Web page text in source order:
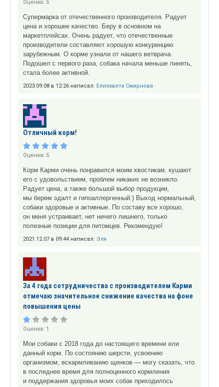
Оценка: 5
Супермарка от отечественного производителя. Радует
цена и хорошее качество. Беру в основном на
маркетплейсах. Очень радует, что отечественные
производители составляют хорошую конкуренцию
зарубежным. О корме узнали от нашего ветврача.
Подошел с первого раза, собака начала меньше линять,
стала более активной.
2023.09.08 в 12:26 написал: Елизавета Смирнова
Отличный корм!
Оценка: 5
Корм Карми очень понравился моим хвостикам, кушают
его с удовольствием, проблем никаких не возникло.
Радует цена, а также большой выбор продукции,
мы берем эдалт и гипоаллергенный:) Выход нормальный,
собаки здоровые и активные. По составу все хорошо,
он меня устраивает, нет ничего лишнего, только
полезные позиции для питомцев. Рекомендую!
2021.12.07 в 09:44 написал: Эля
За 4 года сотрудничества с производителем Карми
отмечаю значительное снижение качества на фоне
повышения цены
Оценка: 1
Мои собаки с 2018 года до настоящего времени ели
данный корм. По состоянию шерсти, усвоению
организмом, вскармливанию щенков — могу сказать, что
в последнее время для полноценного кормления
и поддержания здоровья моих собак приходилось